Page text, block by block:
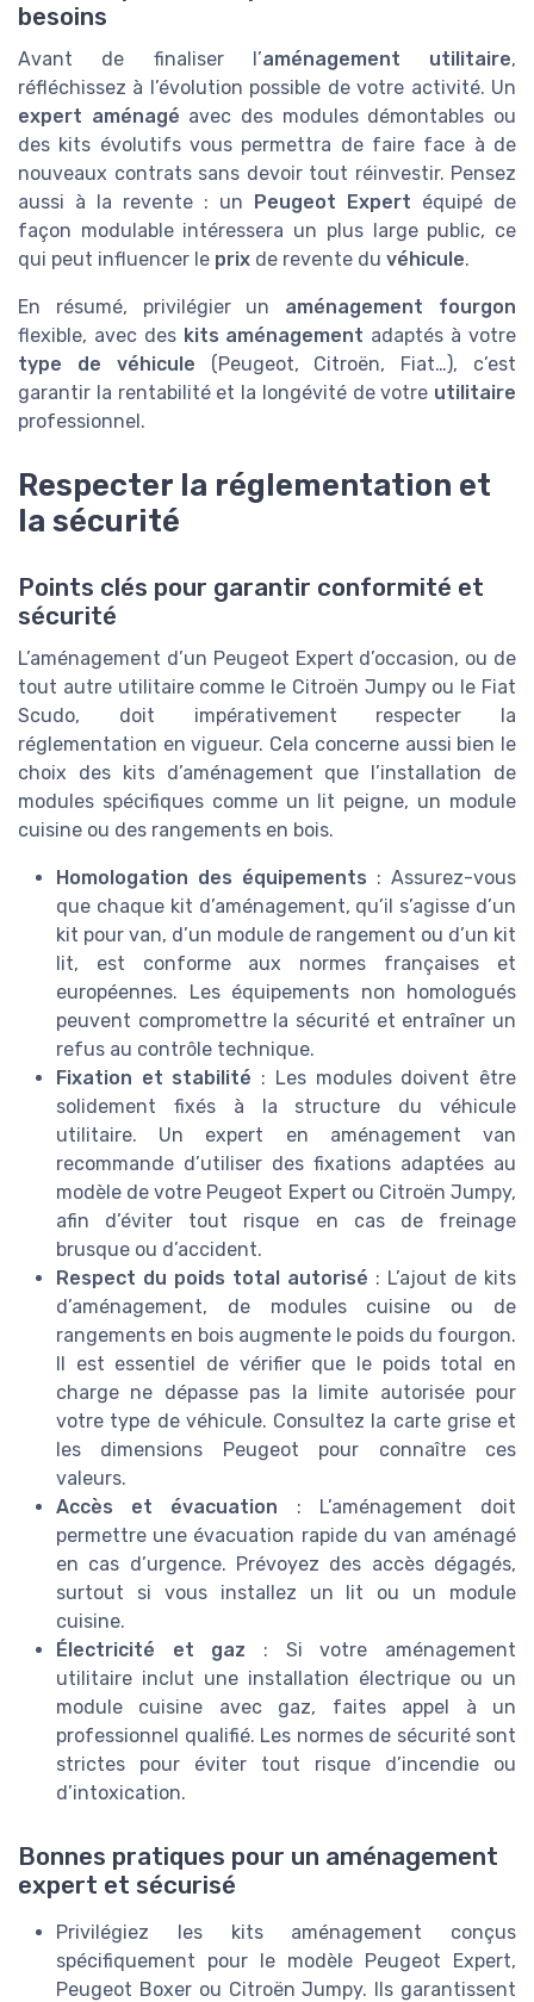
besoins
Avant de finaliser l’aménagement utilitaire,
réfléchissez à l’évolution possible de votre activité. Un
expert aménagé avec des modules démontables ou
des kits évolutifs vous permettra de faire face à de
nouveaux contrats sans devoir tout réinvestir. Pensez
aussi à la revente : un Peugeot Expert équipé de
façon modulable intéressera un plus large public, ce
qui peut influencer le prix de revente du véhicule.
En résumé, privilégier un aménagement fourgon
flexible, avec des kits aménagement adaptés à votre
type de véhicule (Peugeot, Citroën, Fiat…), c’est
garantir la rentabilité et la longévité de votre utilitaire
professionnel.
Respecter la réglementation et
la sécurité
Points clés pour garantir conformité et
sécurité
L’aménagement d’un Peugeot Expert d’occasion, ou de
tout autre utilitaire comme le Citroën Jumpy ou le Fiat
Scudo, doit impérativement respecter la
réglementation en vigueur. Cela concerne aussi bien le
choix des kits d’aménagement que l’installation de
modules spécifiques comme un lit peigne, un module
cuisine ou des rangements en bois.
Homologation des équipements : Assurez-vous
que chaque kit d’aménagement, qu’il s’agisse d’un
kit pour van, d’un module de rangement ou d’un kit
lit, est conforme aux normes françaises et
européennes. Les équipements non homologués
peuvent compromettre la sécurité et entraîner un
refus au contrôle technique.
Fixation et stabilité : Les modules doivent être
solidement fixés à la structure du véhicule
utilitaire. Un expert en aménagement van
recommande d’utiliser des fixations adaptées au
modèle de votre Peugeot Expert ou Citroën Jumpy,
afin d’éviter tout risque en cas de freinage
brusque ou d’accident.
Respect du poids total autorisé : L’ajout de kits
d’aménagement, de modules cuisine ou de
rangements en bois augmente le poids du fourgon.
Il est essentiel de vérifier que le poids total en
charge ne dépasse pas la limite autorisée pour
votre type de véhicule. Consultez la carte grise et
les dimensions Peugeot pour connaître ces
valeurs.
Accès et évacuation : L’aménagement doit
permettre une évacuation rapide du van aménagé
en cas d’urgence. Prévoyez des accès dégagés,
surtout si vous installez un lit ou un module
cuisine.
Électricité et gaz : Si votre aménagement
utilitaire inclut une installation électrique ou un
module cuisine avec gaz, faites appel à un
professionnel qualifié. Les normes de sécurité sont
strictes pour éviter tout risque d’incendie ou
d’intoxication.
Bonnes pratiques pour un aménagement
expert et sécurisé
Privilégiez les kits aménagement conçus
spécifiquement pour le modèle Peugeot Expert,
Peugeot Boxer ou Citroën Jumpy. Ils garantissent